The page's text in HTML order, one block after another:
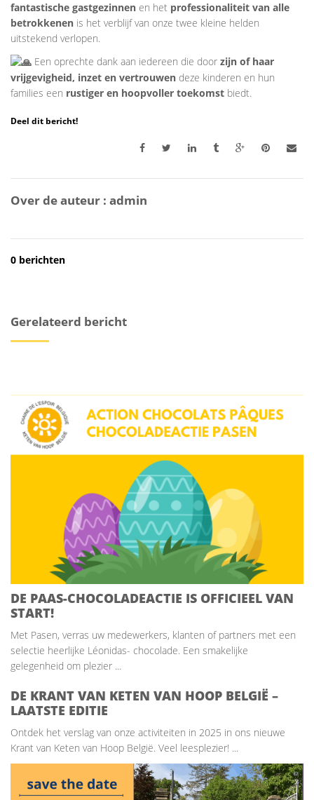
fantastische gastgezinnen en het professionaliteit van alle
betrokkenen is het verblijf van onze twee kleine helden
uitstekend verlopen.
Een oprechte dank aan iedereen die door zijn of haar
vrijgevigheid, inzet en vertrouwen deze kinderen en hun
families een rustiger en hoopvoller toekomst biedt.
Deel dit bericht!
Over de auteur : admin
0 berichten
Gerelateerd bericht
DE PAAS-CHOCOLADEACTIE IS OFFICIEEL VAN
START!
Met Pasen, verras uw medewerkers, klanten of partners met een
selectie heerlijke Léonidas- chocolade. Een smakelijke
gelegenheid om plezier ...
DE KRANT VAN KETEN VAN HOOP BELGIË –
LAATSTE EDITIE
Ontdek het verslag van onze activiteiten in 2025 in ons nieuwe
Krant van Keten van Hoop België. Veel leesplezier! ...